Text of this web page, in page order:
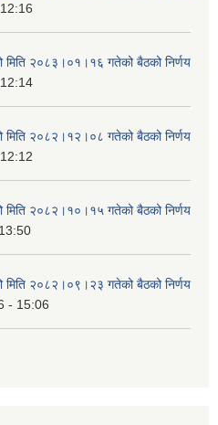
मिति २०८३।०१।१६ गतेको बैठको निर्णय
मिति २०८२।१२।०८ गतेको बैठको निर्णय
मिति २०८२।१०।१५ गतेको बैठको निर्णय
मिति २०८२।०९।२३ गतेको बैठको निर्णय
- 15:06